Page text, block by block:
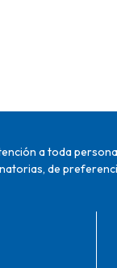
a toda
de